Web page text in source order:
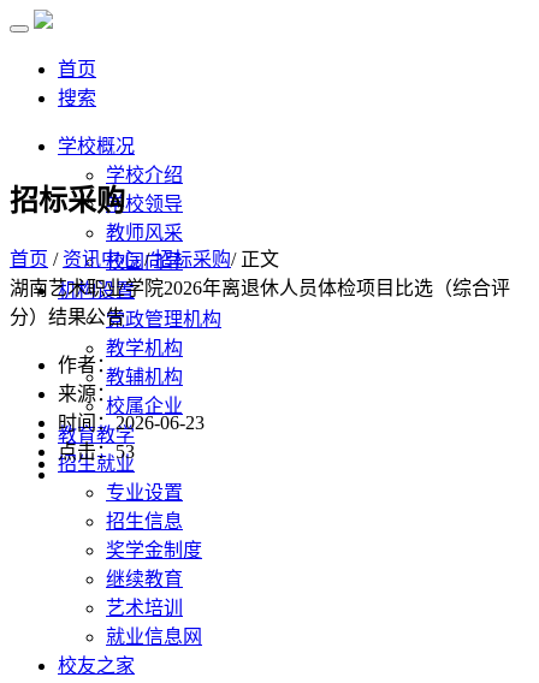
首页
搜索
学校概况
学校介绍
学校领导
教师风采
校园向导
机构设置
党政管理机构
教学机构
教辅机构
校属企业
教育教学
招生就业
专业设置
招生信息
奖学金制度
继续教育
艺术培训
就业信息网
校友之家
招标采购
首页 / 资讯中心/招标采购/ 正文
湖南艺术职业学院2026年离退休人员体检项目比选（综合评
分）结果公告
作者：
来源：
时间：2026-06-23
点击：53